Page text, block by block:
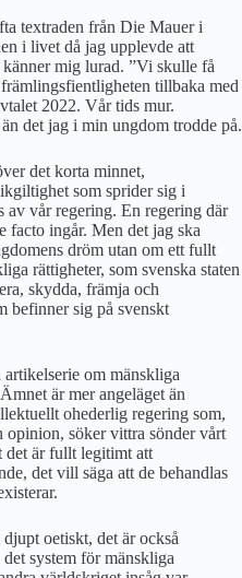
textraden från Die Mauer i
i livet då jag upplevde att
mig lurad. ”Vi skulle få
tillbaka med
2022. Vår tids mur.
det jag i min ungdom trodde på.
det korta minnet,
som sprider sig i
av vår regering. En regering där
facto ingår. Men det jag ska
dröm utan om ett fullt
rättigheter, som svenska staten
skydda, främja och
befinner sig på svenskt
om mänskliga
är mer angeläget än
ohederlig regering som,
opinion, söker vittra sönder vårt
det är fullt legitimt att
det vill säga att de behandlas
oetiskt, det är också
system för mänskliga